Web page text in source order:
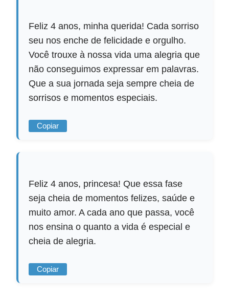
Feliz 4 anos, minha querida! Cada sorriso
seu nos enche de felicidade e orgulho.
Você trouxe à nossa vida uma alegria que
não conseguimos expressar em palavras.
Que a sua jornada seja sempre cheia de
sorrisos e momentos especiais.
Copiar
Feliz 4 anos, princesa! Que essa fase
seja cheia de momentos felizes, saúde e
muito amor. A cada ano que passa, você
nos ensina o quanto a vida é especial e
cheia de alegria.
Copiar